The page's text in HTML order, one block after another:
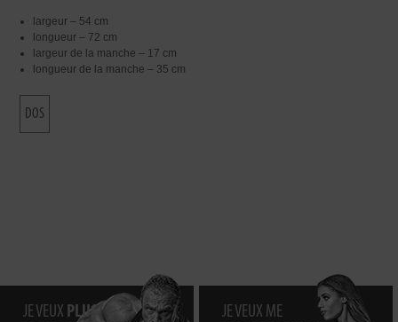
largeur – 54 cm
longueur – 72 cm
largeur de la manche – 17 cm
longueur de la manche – 35 cm
DOS
JE VEUX PLUS
JE VEUX ME